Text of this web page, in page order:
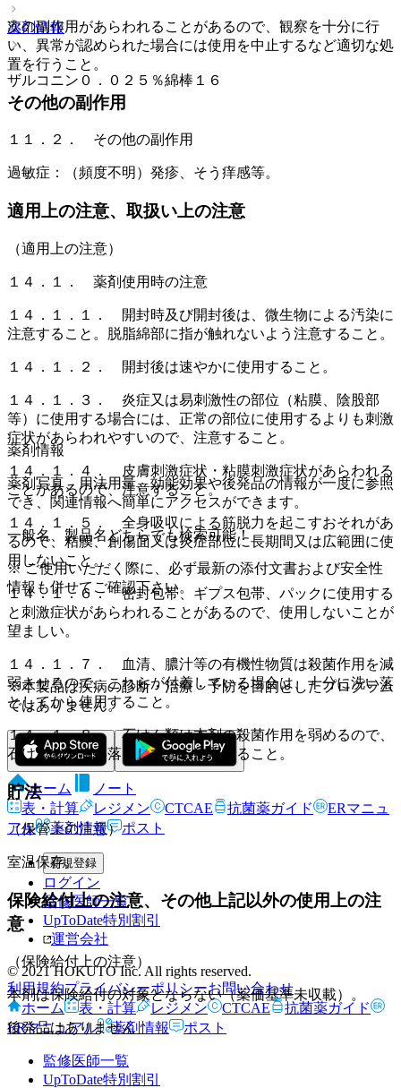
薬剤情報
ザルコニン０．０２５％綿棒１６
次の副作用があらわれることがあるので、観察を十分に行
い、異常が認められた場合には使用を中止するなど適切な処
置を行うこと。
その他の副作用
１１．２． その他の副作用
過敏症：（頻度不明）発疹、そう痒感等。
適用上の注意、取扱い上の注意
（適用上の注意）
１４．１． 薬剤使用時の注意
１４．１．１． 開封時及び開封後は、微生物による汚染に
注意すること。脱脂綿部に指が触れないよう注意すること。
１４．１．２． 開封後は速やかに使用すること。
１４．１．３． 炎症又は易刺激性の部位（粘膜、陰股部
等）に使用する場合には、正常の部位に使用するよりも刺激
症状があらわれやすいので、注意すること。
１４．１．４． 皮膚刺激症状・粘膜刺激症状があらわれる
ことがあるので、注意すること。
１４．１．５． 全身吸収による筋脱力を起こすおそれがあ
るので、粘膜、創傷面又は炎症部位に長期間又は広範囲に使
用しないこと。
１４．１．６． 密封包帯、ギプス包帯、パックに使用する
と刺激症状があらわれることがあるので、使用しないことが
望ましい。
１４．１．７． 血清、膿汁等の有機性物質は殺菌作用を減
弱させるので、これらが付着している場合は、十分に洗い落
としてから使用すること。
１４．１．８． 石けん類は本剤の殺菌作用を弱めるので、
石けん分を洗い落としてから使用すること。
貯法
（保管上の注意）
室温保存。
保険給付上の注意、その他上記以外の使用上の注
意
（保険給付上の注意）
本剤は保険給付の対象とならない（薬価基準未収載）。
後発品はありません
薬剤情報
薬剤写真、用法用量、効能効果や後発品の情報が一度に参照
でき、関連情報へ簡単にアクセスができます。
一般名、製品名どちらでも検索可能！
※ ご使用いただく際に、必ず最新の添付文書および安全性
情報も併せてご確認下さい。
※本製品は疾病の診断・治療・予防を目的としたプログラム
ではありません。
ホーム
ノート
表・計算
レジメン CTCAE 抗菌薬ガイド
ERマニュ
アル
薬剤情報 ポスト
新規登録
ログイン
監修医師一覧
UpToDate特別割引
運営会社
© 2021 HOKUTO Inc. All rights reserved.
利用規約プライバシーポリシーお問い合わせ
ホーム
表・計算 レジメン CTCAE
抗菌薬ガイド
ERマニュアル
薬剤情報 ポスト
監修医師一覧
UpToDate特別割引